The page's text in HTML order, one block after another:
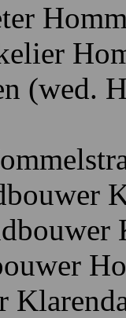
(wed.